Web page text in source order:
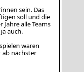
sein. Das
soll und die
alle Teams
auch.
waren
ab nächster